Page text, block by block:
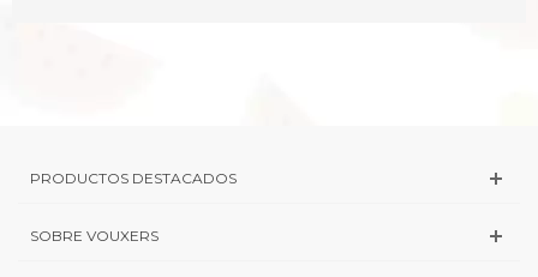
PRODUCTOS DESTACADOS
SOBRE VOUXERS